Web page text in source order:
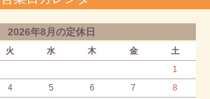
2026年8月の定休日
火 水 木 金
土
1
4 5 6 7
8